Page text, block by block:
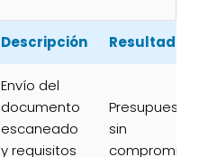
Descripción Resultado
Envío del
documento
escaneado
y requisitos
Presupuesto
sin
compromiso.